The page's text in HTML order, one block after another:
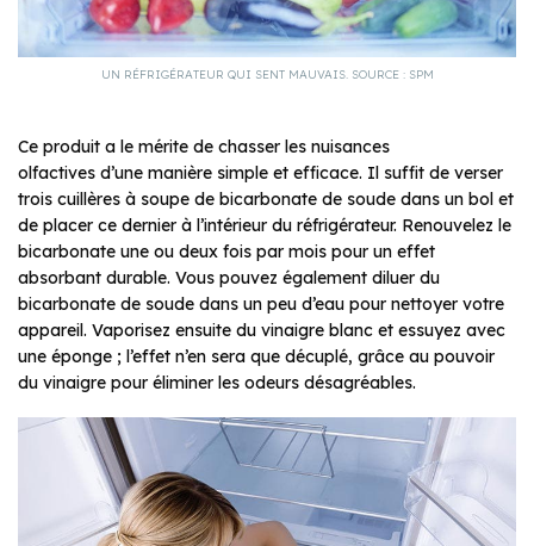
UN RÉFRIGÉRATEUR QUI SENT MAUVAIS. SOURCE : SPM
Ce produit a le mérite de chasser les nuisances
olfactives d’une manière simple et efficace. Il suffit de verser
trois cuillères à soupe de bicarbonate de soude dans un bol et
de placer ce dernier à l’intérieur du réfrigérateur. Renouvelez le
bicarbonate une ou deux fois par mois pour un effet
absorbant durable. Vous pouvez également diluer du
bicarbonate de soude dans un peu d’eau pour nettoyer votre
appareil. Vaporisez ensuite du vinaigre blanc et essuyez avec
une éponge ; l’effet n’en sera que décuplé, grâce au pouvoir
du vinaigre pour éliminer les odeurs désagréables.